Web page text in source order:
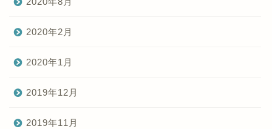
2020年2月
2020年1月
2019年12月
2019年11月